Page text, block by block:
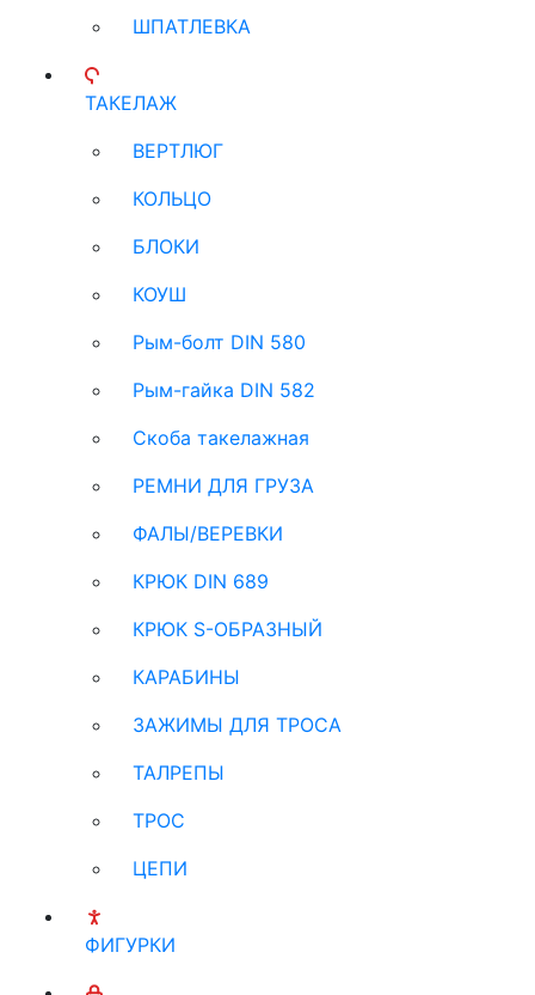
ШПАТЛЕВКА
ТАКЕЛАЖ
ВЕРТЛЮГ
КОЛЬЦО
БЛОКИ
КОУШ
Рым-болт DIN 580
Рым-гайка DIN 582
Скоба такелажная
РЕМНИ ДЛЯ ГРУЗА
ФАЛЫ/ВЕРЕВКИ
КРЮК DIN 689
КРЮК S-ОБРАЗНЫЙ
КАРАБИНЫ
ЗАЖИМЫ ДЛЯ ТРОСА
ТАЛРЕПЫ
ТРОС
ЦЕПИ
ФИГУРКИ